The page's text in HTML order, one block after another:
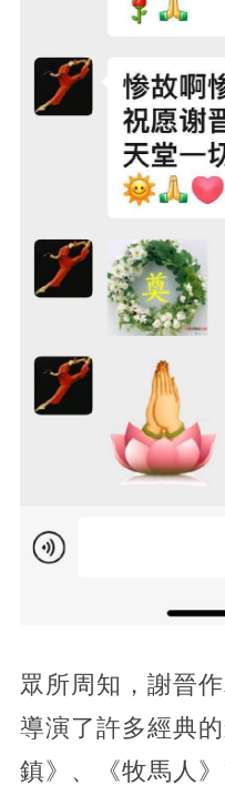
眾所周知，謝晉
導演了許多經典
鎮》、《牧馬人》